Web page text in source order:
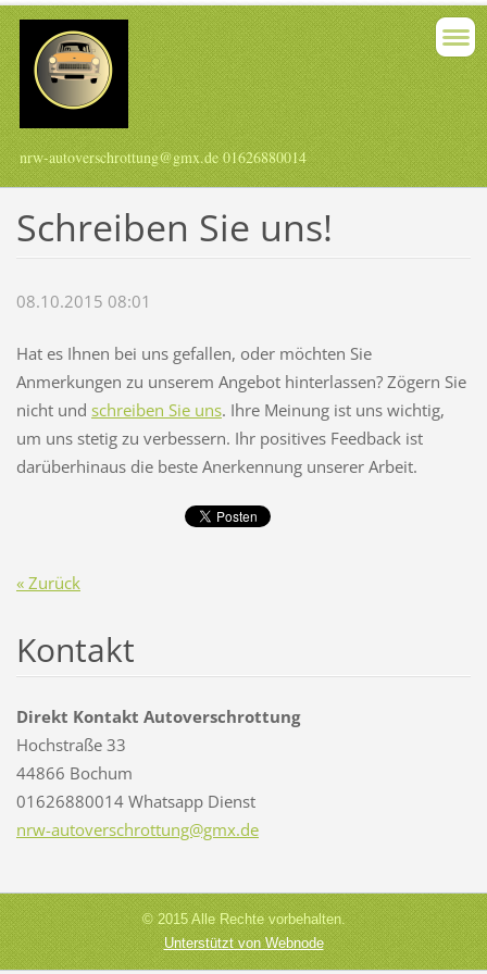
nrw-autoverschrottung@gmx.de 01626880014
Schreiben Sie uns!
08.10.2015 08:01
Hat es Ihnen bei uns gefallen, oder möchten Sie
Anmerkungen zu unserem Angebot hinterlassen? Zögern Sie
nicht und schreiben Sie uns. Ihre Meinung ist uns wichtig,
um uns stetig zu verbessern. Ihr positives Feedback ist
darüberhinaus die beste Anerkennung unserer Arbeit.
« Zurück
Kontakt
Direkt Kontakt Autoverschrottung
Hochstraße 33
44866 Bochum
01626880014 Whatsapp Dienst
nrw-autoverschrottung@gmx.de
© 2015 Alle Rechte vorbehalten.
Unterstützt von Webnode